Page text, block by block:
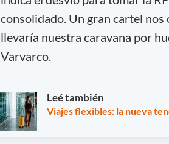
consolidado. Un gran cartel
llevaría nuestra caravana por
Varvarco.
Leé también
Viajes flexibles: la nueva